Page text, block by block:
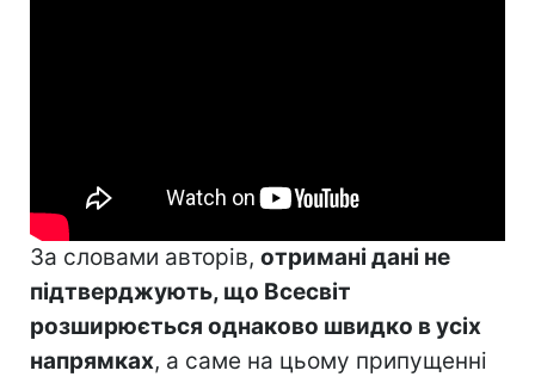
За словами авторів, отримані дані не
підтверджують, що Всесвіт
розширюється однаково швидко в усіх
напрямках, а саме на цьому припущенні